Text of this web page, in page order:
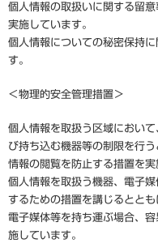
個人情報の取扱いに関する留
実施しています。
個人情報についての秘密保持
す。
＜物理的安全管理措置＞
個人情報を取扱う区域におい
び持ち込む機器等の制限を行
情報の閲覧を防止する措置を実
個人情報を取扱う機器、電子
するための措置を講じるとと
電子媒体等を持ち運ぶ場合、
施しています。